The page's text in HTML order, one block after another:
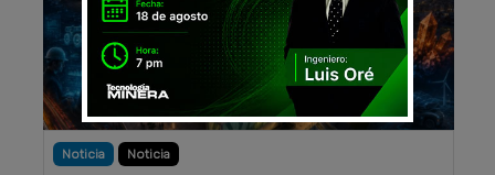
Noticia Noticia